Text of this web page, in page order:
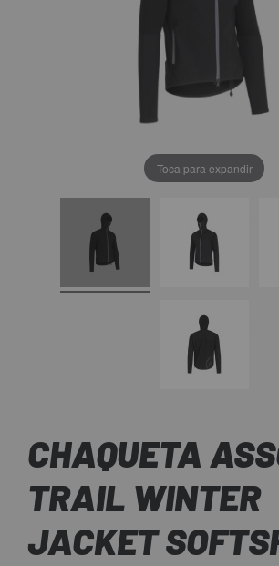
Toca para expandir
CHAQUETA
TRAIL WINTER
JACKET